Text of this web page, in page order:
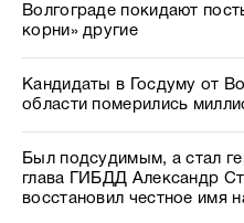
Волгограде покидают
корни» другие
Кандидаты в Госдуму от
области померились
Был подсудимым, а стал
глава ГИБДД Александр
восстановил честное имя